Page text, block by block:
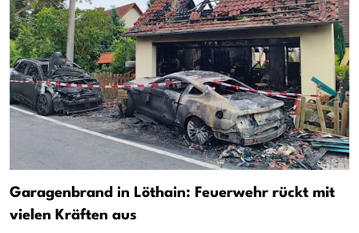
Garagenbrand in Löthain: Feuerwehr rückt mit
vielen Kräften aus